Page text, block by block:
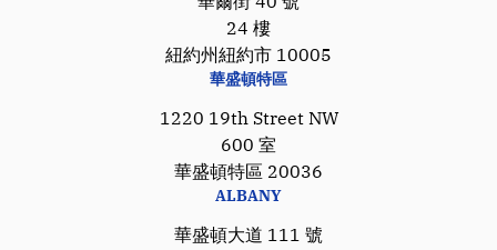
24 樓
紐約州紐約市 10005
華盛頓特區
1220 19th Street NW
600 室
華盛頓特區 20036
ALBANY
華盛頓大道 111 號